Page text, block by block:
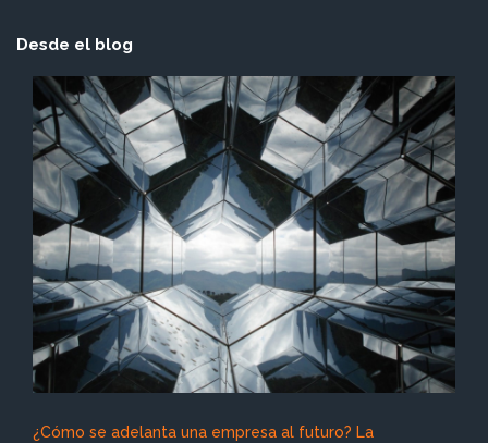
Desde el blog
¿Cómo se adelanta una empresa al futuro? La